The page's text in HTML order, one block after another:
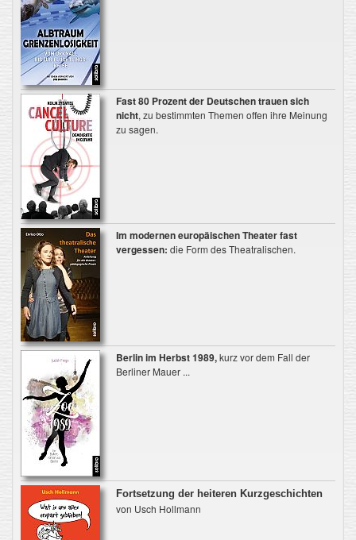
Fast 80 Prozent der Deutschen trauen sich
nicht, zu bestimmten Themen offen ihre Meinung
zu sagen.
Im modernen europäischen Theater fast
vergessen: die Form des Theatralischen.
Berlin im Herbst 1989,kurz vor dem Fall der
Berliner Mauer ...
Fortsetzung der heiteren Kurzgeschichten
von Usch Hollmann